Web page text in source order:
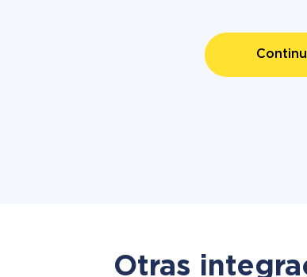
Otras